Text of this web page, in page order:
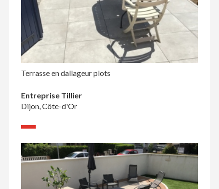
Terrasse en dallageur plots
Entreprise Tillier
Dijon, Côte-d'Or